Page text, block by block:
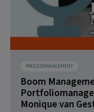
PROCESMANAGEMENT
Boom
Monique van